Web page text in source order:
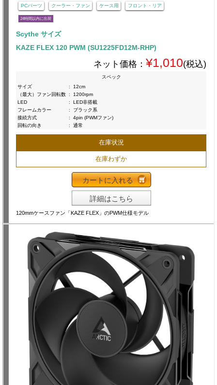
PCパーツ クーラー・ファン ケース用 フロント・リア
24時間以内に出荷
Scythe サイズ
KAZE FLEX 120 PWM (SU1225FD12M-RHP)
ネット価格： ¥1,010(税込)
スペック
サイズ
:
12cm
（最大）ファン回転数 :
1200rpm
LED
:
LED非搭載
フレームカラー
:
ブラック系
接続方式
:
4pin (PWMファン)
回転の向き
: 通常
在庫状況
在庫わずか
カートに入れる
詳細はこちら
120mmケースファン「KAZE FLEX」のPWM仕様モデル